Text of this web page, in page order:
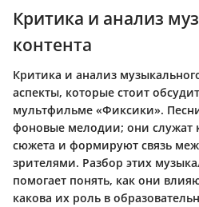
Критика и анализ
контента
Критика и анализ
аспекты, которые стоит
мультфильме «Фиксики».
фоновые мелодии; они служат
сюжета и формируют связь
зрителями. Разбор этих
помогает понять, как они
какова их роль в